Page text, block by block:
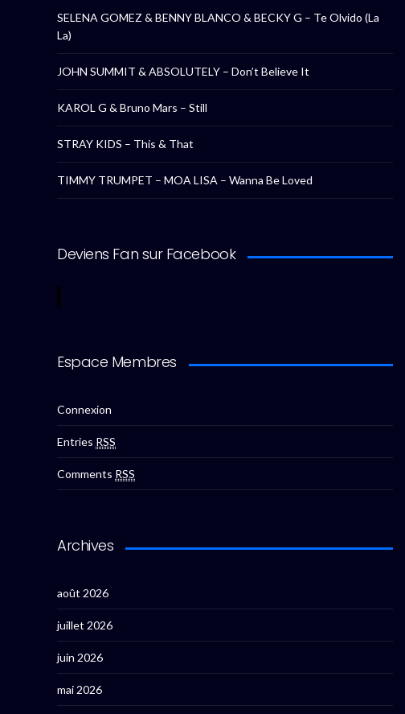
SELENA GOMEZ & BENNY BLANCO & BECKY G – Te Olvido (La
La)
JOHN SUMMIT & ABSOLUTELY – Don’t Believe It
KAROL G & Bruno Mars – Still
STRAY KIDS – This & That
TIMMY TRUMPET – MOA LISA – Wanna Be Loved
Deviens Fan sur Facebook
Espace Membres
Connexion
Entries RSS
Comments RSS
Archives
août 2026
juillet 2026
juin 2026
mai 2026